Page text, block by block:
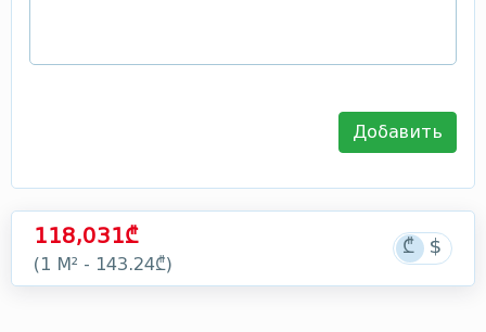
Добавить
118,031₾
(1 М² - 143.24₾)